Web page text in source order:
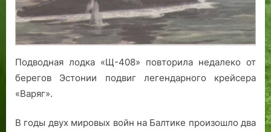
Подводная лодка «Щ-408» повторила недалеко от
берегов Эстонии подвиг легендарного крейсера
«Варяг».
В годы двух мировых войн на Балтике произошло два